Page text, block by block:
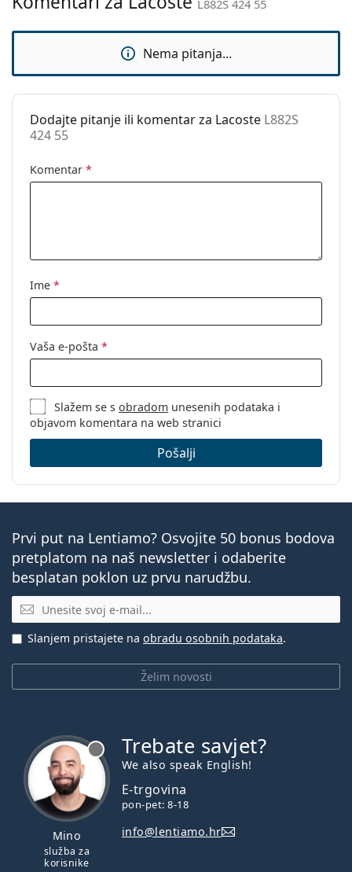
Upotreba:
Moda
L882S 424 55
Nema pitanja...
Dodajte pitanje ili komentar za Lacoste L882S
424 55
Komentar *
Ime *
Vaša e-pošta *
Slažem se sobradom unesenih podataka i
objavom komentara na web stranici
Pošalji
Prvi put na Lentiamo? Osvojite 50 bonus bodova
pretplatom na naš newsletter i odaberite
besplatan poklon uz prvu narudžbu.
E-mail
Želim novosti
Slanjem pristajete na obradu osobnih podataka.
Mino
služba za
korisnike
Trebate savjet?
We also speak English!
E-trgovina
pon-pet: 8-18
info@lentiamo.hr